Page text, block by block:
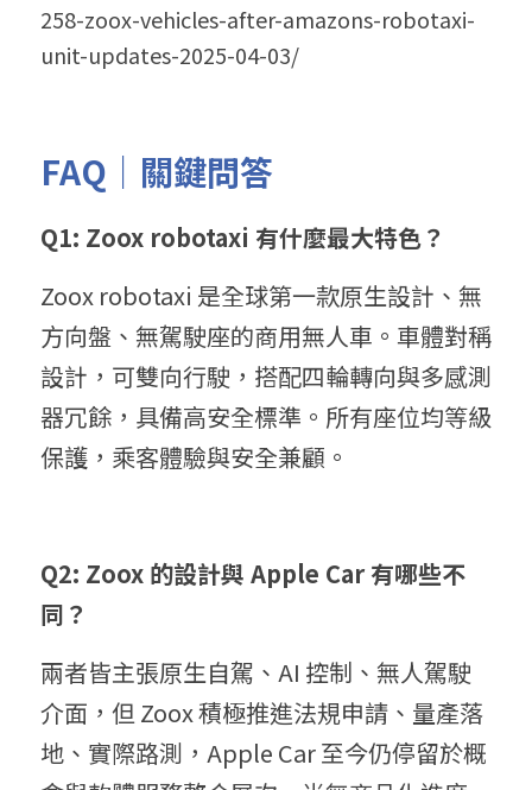
258-zoox-vehicles-after-amazons-robotaxi-
unit-updates-2025-04-03/
FAQ｜關鍵問答
Q1: Zoox robotaxi 有什麼最大特色？
Zoox robotaxi 是全球第一款原生設計、無
方向盤、無駕駛座的商用無人車。車體對稱
設計，可雙向行駛，搭配四輪轉向與多感測
器冗餘，具備高安全標準。所有座位均等級
保護，乘客體驗與安全兼顧。
Q2: Zoox 的設計與 Apple Car 有哪些不
同？
兩者皆主張原生自駕、AI 控制、無人駕駛
介面，但 Zoox 積極推進法規申請、量產落
地、實際路測，Apple Car 至今仍停留於概